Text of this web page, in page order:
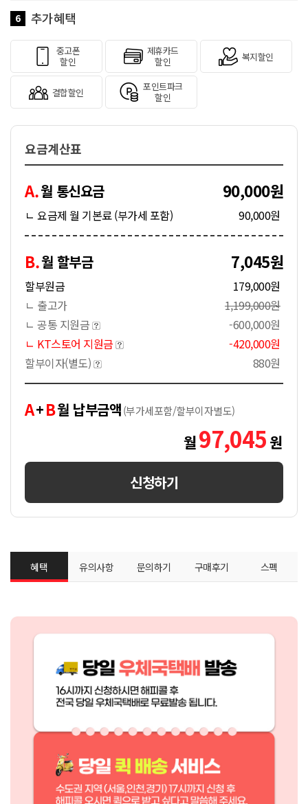
6 추가혜택
중고폰
할인
제휴카드
할인
복지할인
결합할인
포인트파크
할인
요금계산표
A.월 통신요금 90,000원
ㄴ 요금제 월 기본료 (부가세 포함) 90,000원
B.월 할부금 7,045원
할부원금
179,000원
ㄴ 출고가
1,199,000원
ㄴ 공통 지원금
-600,000원
ㄴ KT스토어 지원금
-420,000원
할부이자(별도)
880원
A+B월 납부금액(부가세포함/할부이자별도)
월97,045 원
신청하기
혜택 유의사항 문의하기 구매후기 스펙